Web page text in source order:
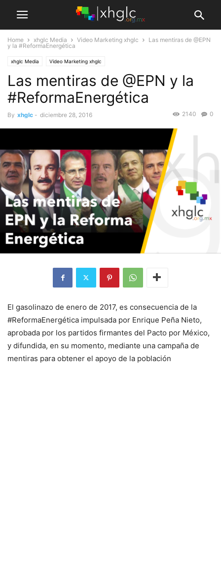
Home xhglc Media Video Marketing xhglc
Las mentiras de @EPN
y la #ReformaEnergética
xhglc Media Video Marketing xhglc
Las mentiras de @EPN y la
#ReformaEnergética
By xhglc - diciembre 28, 2016 0
2140
El gasolinazo de enero de 2017, es consecuencia de la
#ReformaEnergética impulsada por Enrique Peña Nieto,
aprobada por los partidos firmantes del Pacto por México,
y difundida, en su momento, mediante una campaña de
mentiras para obtener el apoyo de la población